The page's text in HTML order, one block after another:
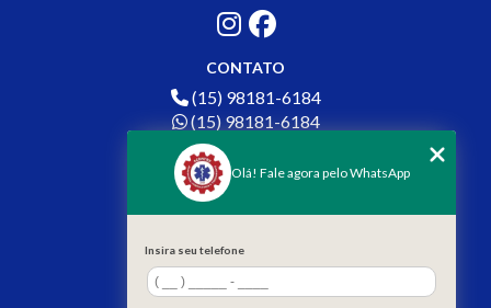
CONTATO
(15) 98181-6184
(15) 98181-6184
contato.acertre@gmail.com
MENU
HOME
SERVIÇOS
BLOG
Olá! Fale agora pelo WhatsApp
Insira seu telefone